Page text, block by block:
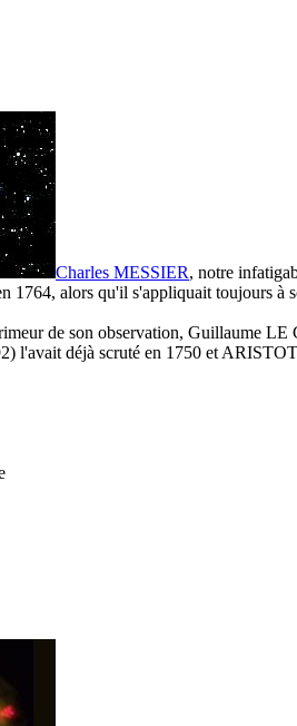
Charles MESSIER, notre
1764, alors qu'il s'appliquait toujours à
de son observation, Guillaume
l'avait déjà scruté en 1750 et